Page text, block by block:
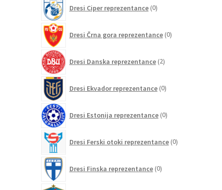
Dresi Ciper reprezentance 0izdelkov
Dresi Črna gora reprezentance 0izdelkov
Dresi Danska reprezentance 2izdelka
Dresi Ekvador reprezentance 0izdelkov
Dresi Estonija reprezentance 0izdelkov
Dresi Ferski otoki reprezentance 0izdelkov
Dresi Finska reprezentance 0izdelkov